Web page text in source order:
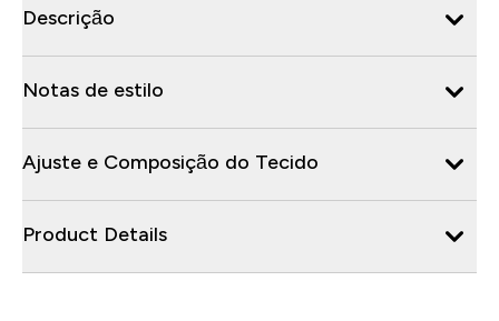
Descrição
Notas de estilo
Ajuste e Composição do Tecido
Product Details